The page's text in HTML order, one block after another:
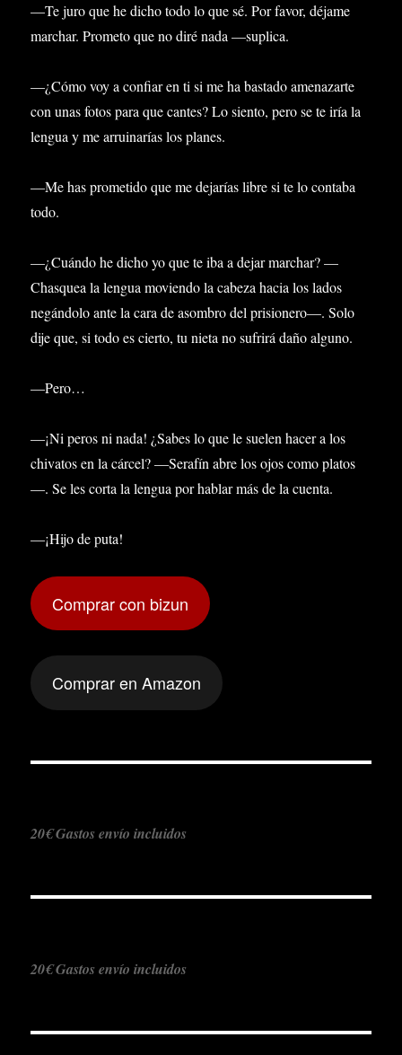
—Te juro que he dicho todo lo que sé. Por favor, déjame
marchar. Prometo que no diré nada —suplica.
—¿Cómo voy a confiar en ti si me ha bastado amenazarte
con unas fotos para que cantes? Lo siento, pero se te iría la
lengua y me arruinarías los planes.
—Me has prometido que me dejarías libre si te lo contaba
todo.
—¿Cuándo he dicho yo que te iba a dejar marchar? —
Chasquea la lengua moviendo la cabeza hacia los lados
negándolo ante la cara de asombro del prisionero—. Solo
dije que, si todo es cierto, tu nieta no sufrirá daño alguno.
—Pero…
—¡Ni peros ni nada! ¿Sabes lo que le suelen hacer a los
chivatos en la cárcel? —Serafín abre los ojos como platos
—. Se les corta la lengua por hablar más de la cuenta.
—¡Hijo de puta!
Comprar con bizun
Comprar en Amazon
20€ Gastos envío incluidos
20€ Gastos envío incluidos